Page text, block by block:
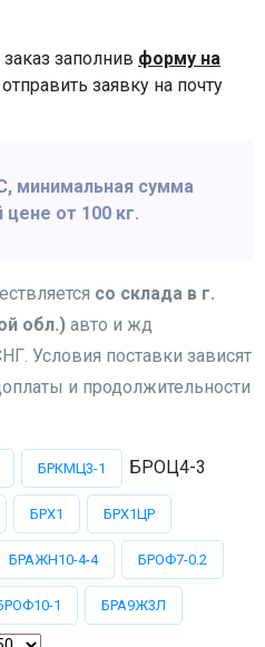
заполнив форму на
заявку на почту
минимальная сумма
цене от 100 кг.
со склада в г.
обл.) авто и жд
Условия поставки зависят
и продолжительности
БРКМЦ3-1 БРОЦ4-3
БРХ1 БРХ1ЦР
БРАЖН10-4-4 БРОФ7-0.2
1 БРА9Ж3Л